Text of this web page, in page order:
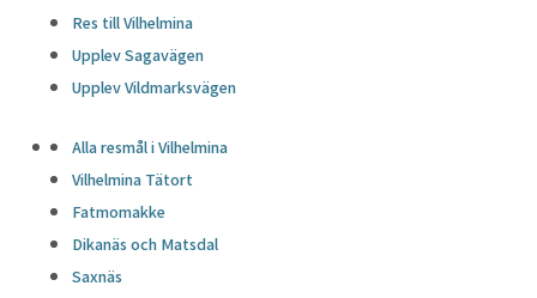
Res till Vilhelmina
Upplev Sagavägen
Upplev Vildmarksvägen
Alla resmål i Vilhelmina
Vilhelmina Tätort
Fatmomakke
Dikanäs och Matsdal
Saxnäs